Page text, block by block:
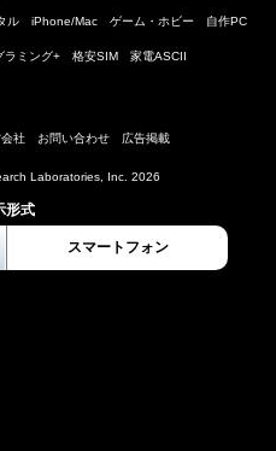
ル iPhone/Mac ゲーム・ホビー 自作PC
ラミング+ 格安SIM 家電ASCII
社 お問い合わせ 広告掲載
Laboratories, Inc. 2026
形式
スマートフォン